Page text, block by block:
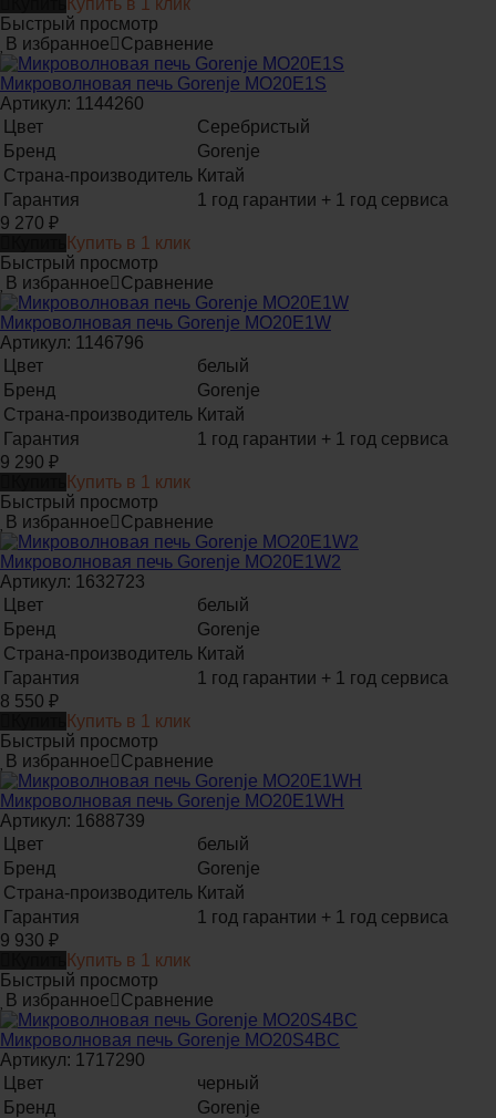
Быстрый просмотр
В избранное
Сравнение
Микроволновая печь Gorenje MO20E1S
Артикул: 1144260
Цвет
Серебристый
Бренд
Gorenje
Страна-производитель Китай
Гарантия
1 год гарантии + 1 год сервиса
9 270 ₽
Купить в 1 клик
Быстрый просмотр
В избранное
Сравнение
Микроволновая печь Gorenje MO20E1W
Артикул: 1146796
Цвет
белый
Бренд
Gorenje
Страна-производитель Китай
Гарантия
1 год гарантии + 1 год сервиса
9 290 ₽
Купить в 1 клик
Быстрый просмотр
В избранное
Сравнение
Микроволновая печь Gorenje MO20E1W2
Артикул: 1632723
Цвет
белый
Бренд
Gorenje
Страна-производитель Китай
Гарантия
1 год гарантии + 1 год сервиса
8 550 ₽
Купить в 1 клик
Быстрый просмотр
В избранное
Сравнение
Микроволновая печь Gorenje MO20E1WH
Артикул: 1688739
Цвет
белый
Бренд
Gorenje
Страна-производитель Китай
Гарантия
1 год гарантии + 1 год сервиса
9 930 ₽
Купить в 1 клик
Быстрый просмотр
В избранное
Сравнение
Микроволновая печь Gorenje MO20S4BC
Артикул: 1717290
Цвет
черный
Бренд
Gorenje